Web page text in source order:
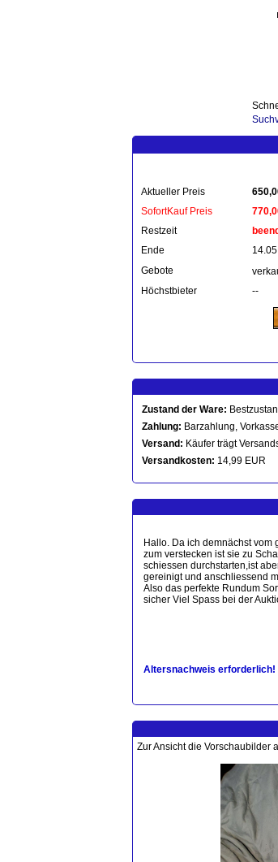
Aktueller Preis
SofortKauf Preis
Restzeit
Ende
Gebote
Höchstbieter
--
Zustand der Ware:
Zahlung: Barzahlung,
Versand: Käufer trägt
Versandkosten: 14,99 EUR
Hallo. Da ich demnächst
zum verstecken ist sie zu
schiessen durchstarten,ist
gereinigt und anschliessend
Also das perfekte Rundum
sicher Viel Spass bei der
Altersnachweis erforderlich!
Zur Ansicht die Vorschaubilder